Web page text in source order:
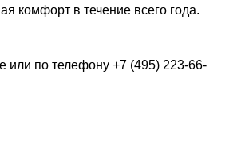
комфорт в течение всего года.
или по телефону +7 (495) 223-66-